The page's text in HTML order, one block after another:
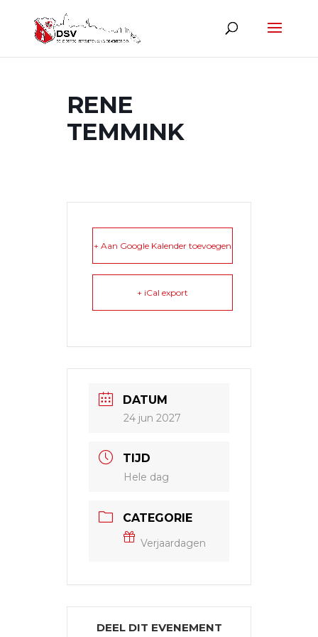
RENE
TEMMINK
+ Aan Google Kalender toevoegen
+ iCal export
DATUM
24 jun 2027
TIJD
Hele dag
CATEGORIE
Verjaardagen
DEEL DIT EVENEMENT